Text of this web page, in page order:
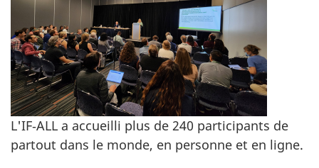
L'IF‑ALL a accueilli plus de 240 participants de
partout dans le monde, en personne et en ligne.